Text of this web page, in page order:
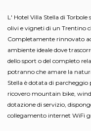
L' Hotel Villa Stella di
olivi e vigneti di un Trentino
Completamente rinnovato
ambiente ideale dove
dello sport o del completo
potranno che amare la
Stella è dotata di
ricovero mountain bike,
dotazione di servizio,
collegamento internet WiFi